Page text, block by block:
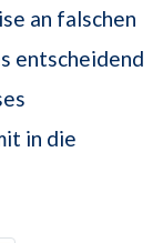
an falschen
entscheidend
in die